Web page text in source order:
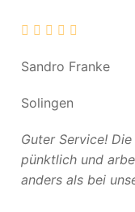
Sandro Franke
Solingen
Guter Service!
pünktlich und
anders als bei